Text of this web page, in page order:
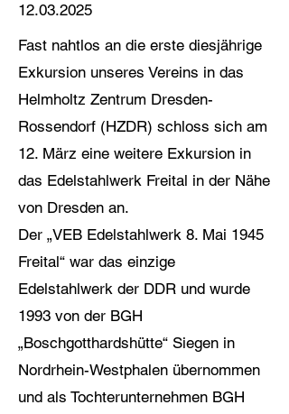
12.03.2025
Fast nahtlos an die erste diesjährige
Exkursion unseres Vereins in das
Helmholtz Zentrum Dresden-
Rossendorf (HZDR) schloss sich am
12. März eine weitere Exkursion in
das Edelstahlwerk Freital in der Nähe
von Dresden an.
Der „VEB Edelstahlwerk 8. Mai 1945
Freital“ war das einzige
Edelstahlwerk der DDR und wurde
1993 von der BGH
„Boschgotthardshütte“ Siegen in
Nordrhein-Westphalen übernommen
und als Tochterunternehmen BGH